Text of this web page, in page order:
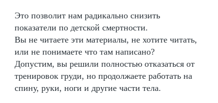
Это позволит нам радикально снизить
показатели по детской смертности.
Вы не читаете эти материалы, не хотите читать,
или не понимаете что там написано?
Допустим, вы решили полностью отказаться от
тренировок груди, но продолжаете работать на
спину, руки, ноги и другие части тела.